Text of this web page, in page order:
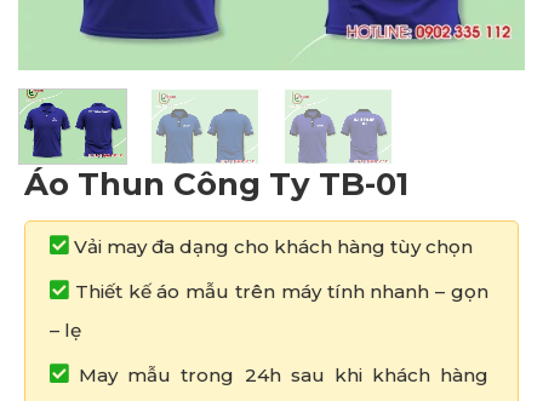
Áo Thun Công Ty TB-01
Vải may đa dạng cho khách hàng tùy chọn
Thiết kế áo mẫu trên máy tính nhanh – gọn
– lẹ
May mẫu trong 24h sau khi khách hàng